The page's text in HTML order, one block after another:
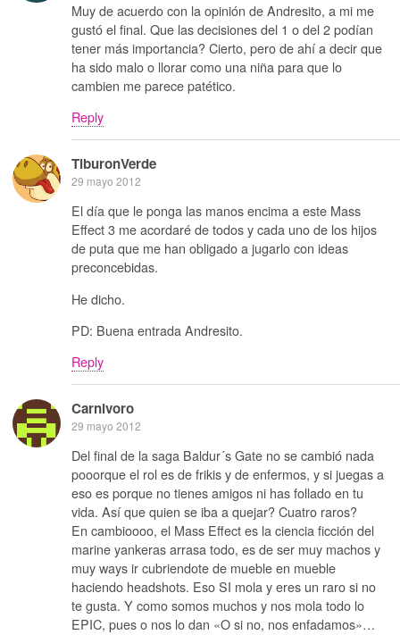
Muy de acuerdo con la opinión de Andresito, a mi me
gustó el final. Que las decisiones del 1 o del 2 podían
tener más importancia? Cierto, pero de ahí a decir que
ha sido malo o llorar como una niña para que lo
cambien me parece patético.
Reply
TiburonVerde
29 mayo 2012
El día que le ponga las manos encima a este Mass
Effect 3 me acordaré de todos y cada uno de los hijos
de puta que me han obligado a jugarlo con ideas
preconcebidas.
He dicho.
PD: Buena entrada Andresito.
Reply
Carnivoro
29 mayo 2012
Del final de la saga Baldur´s Gate no se cambió nada
pooorque el rol es de frikis y de enfermos, y si juegas a
eso es porque no tienes amigos ni has follado en tu
vida. Así que quien se iba a quejar? Cuatro raros?
En cambioooo, el Mass Effect es la ciencia ficción del
marine yankeras arrasa todo, es de ser muy machos y
muy ways ir cubriendote de mueble en mueble
haciendo headshots. Eso SI mola y eres un raro si no
te gusta. Y como somos muchos y nos mola todo lo
EPIC, pues o nos lo dan «O si no, nos enfadamos»…